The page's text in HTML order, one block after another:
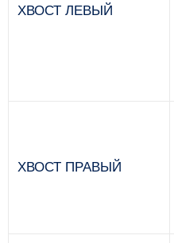
ХВОСТ ЛЕВЫЙ
ХВОСТ ПРАВЫЙ